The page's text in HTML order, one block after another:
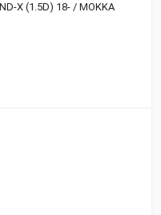
X (1.5D) 18- / MOKKA